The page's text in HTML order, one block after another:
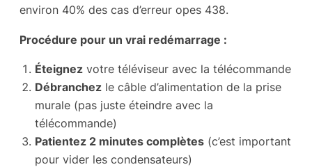
environ 40% des cas d’erreur opes 438.
Procédure pour un vrai redémarrage :
Éteignez votre téléviseur avec la télécommande
Débranchez le câble d’alimentation de la prise
murale (pas juste éteindre avec la
télécommande)
Patientez 2 minutes complètes (c’est important
pour vider les condensateurs)